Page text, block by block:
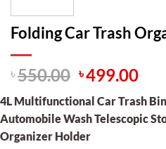
Folding Car Trash
৳550.00 Original
was:
৳ 550.00.
৳499.00
is:
৳
4L Multifunctional Car Trash
Automobile Wash Telescopic
Organizer Holder